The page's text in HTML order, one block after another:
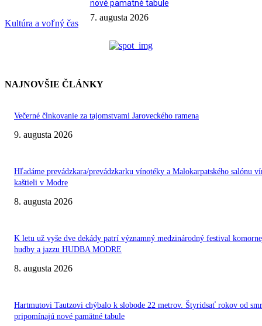
Kultúra a voľný čas
nové pamätné tabule
7. augusta 2026
NAJNOVŠIE ČLÁNKY
Večerné člnkovanie za tajomstvami Jaroveckého ramena
9. augusta 2026
Hľadáme prevádzkara/prevádzkarku vínotéky a Malokarpatského salónu
kaštieli v Modre
8. augusta 2026
K letu už vyše dve dekády patrí významný medzinárodný festival
hudby a jazzu HUDBA MODRE
8. augusta 2026
Hartmutovi Tautzovi chýbalo k slobode 22 metrov. Štyridsať rokov od
pripomínajú nové pamätné tabule